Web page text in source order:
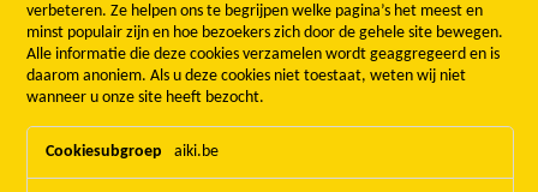
verbeteren. Ze helpen ons te begrijpen welke pagina’s het meest en
minst populair zijn en hoe bezoekers zich door de gehele site bewegen.
Alle informatie die deze cookies verzamelen wordt geaggregeerd en is
daarom anoniem. Als u deze cookies niet toestaat, weten wij niet
wanneer u onze site heeft bezocht.
Prestatiecookies aiki.be